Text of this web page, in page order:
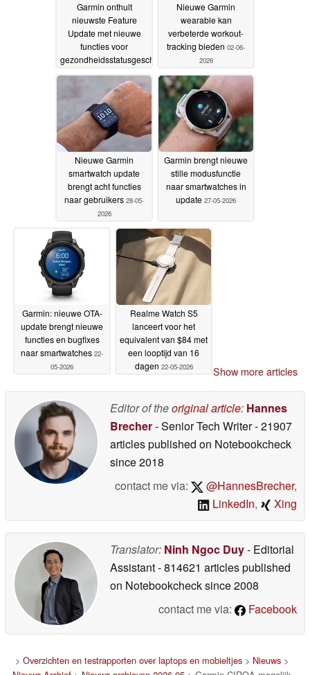
Garmin onthult
nieuwste Feature
Update met nieuwe
functies voor
gezondheidsstatusgeschiedenis
03-06-
Nieuwe Garmin
wearable kan
verbeterde workout-
tracking bieden 02-06-
2026
Nieuwe Garmin
smartwatch update
brengt acht functies
naar gebruikers 28-05-
2026
Garmin brengt nieuwe
stille modusfunctie
naar smartwatches in
update 27-05-2026
Garmin: nieuwe OTA-
update brengt nieuwe
functies en bugfixes
naar smartwatches 22-
05-2026
Realme Watch S5
lanceert voor het
equivalent van $84 met
een looptijd van 16
dagen 22-05-2026 Show more articles
Editor of theoriginal article: Hannes
Brecher- Senior Tech Writer- 21907
articles published on Notebookcheck
since 2018
contact me via:
@HannesBrecher,
LinkedIn, Xing
Translator: Ninh Ngoc Duy- Editorial
Assistant- 814621 articles published
on Notebookchecksince 2008
contact me via:
Facebook
> Overzichten en testrapporten over laptops en mobieltjes> Nieuws>